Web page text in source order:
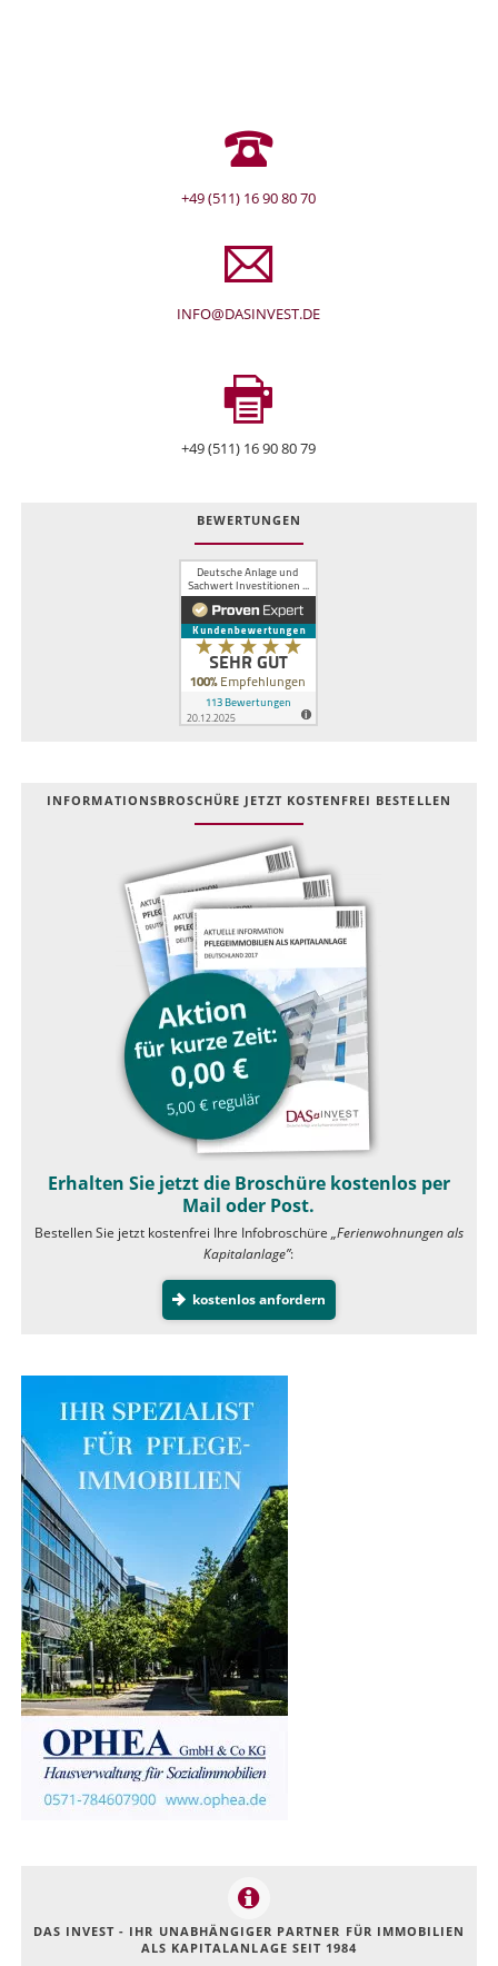
+49 (511) 16 90 80 70
INFO@DASINVEST.DE
+49 (511) 16 90 80 79
BEWERTUNGEN
INFOR­MATIONS­BROSCHÜRE JETZT KOSTEN­FREI BESTELLEN
Erhalten Sie jetzt die Broschüre kostenlos per
Mail oder Post.
Bestellen Sie jetzt kostenfrei Ihre Infobroschüre „Ferienwohnungen als
Kapitalanlage”:
kostenlos anfordern
DAS INVEST - IHR UNABHÄNGIGER PARTNER FÜR IMMOBILIEN
ALS KAPITALANLAGE SEIT 1984